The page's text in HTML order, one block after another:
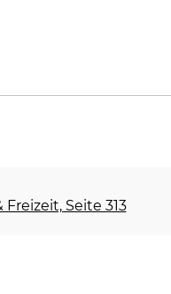
Freizeit, Seite 313